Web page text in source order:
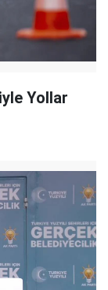
Yollar